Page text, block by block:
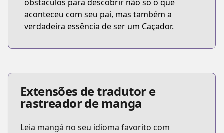
obstáculos para descobrir não só o que
aconteceu com seu pai, mas também a
verdadeira essência de ser um Caçador.
Extensões de tradutor e
rastreador de manga
Leia mangá no seu idioma favorito com